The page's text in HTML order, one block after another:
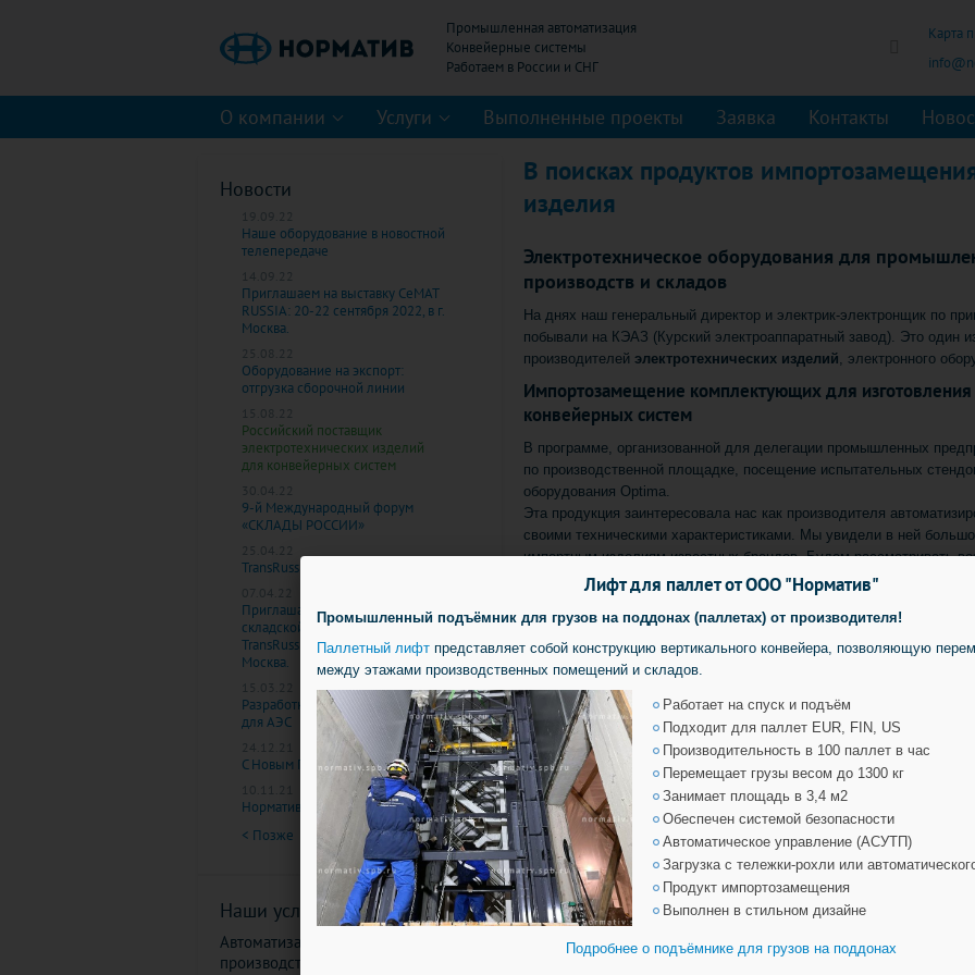
Промышленная автоматизация
Конвейерные системы
Карта
О компании Услуги Выполненные проекты Заявка Контакты
Новости
19.09.22
Наше оборудование в новостной
телепередаче
14.09.22
Приглашаем на выставку CeMAT
RUSSIA: 20-22 сентября 2022, в г.
Москва.
25.08.22
Оборудование на экспорт:
отгрузка сборочной линии
15.08.22
Российский поставщик
электротехнических изделий
для конвейерных систем
30.04.22
9-й Международный форум
«СКЛАДЫ РОССИИ»
25.04.22
TransRussia 2022, г. Москва.
07.04.22
Приглашаем на выставку по
складской логистике:
TransRussia, 12-14 апреля 2022, г.
Москва.
15.03.22
Разработка проекта на экспорт
для АЭС
24.12.21
С Новым Годом и Рождеством!
10.11.21
Нормативу 33!
Раньше >
< Позже 2 из 9
Наши услуги
Автоматизация склада и
производства
В поисках продуктов
изделия
Электротехническое оборудования для
производств и складов
На днях наш генеральный директор и электрик-электронщик по
побывали на КЭАЗ (Курский электроаппаратный завод). Это один
производителей электротехнических изделий, электронного
Импортозамещение комплектующих для
конвейерных систем
В программе, организованной для делегации промышленных
по производственной площадке, посещение испытательных
оборудования Optima.
Эта продукция заинтересовала нас как производителя
своими техническими характеристиками. Мы увидели в ней
импортным изделиям известных брендов. Будем рассматривать
проектах ООО "Норматив" по промышленной автоматизации для
Лифт для паллет отООО "Норматив"
Промышленный подъёмник для грузов на поддонах (паллетах) от производителя!
Паллетный лифт представляет собой конструкцию вертикального конвейера, позволяющую
между этажами производственных помещений и складов.
Работает на спуск и подъём
Подходит для паллет EUR, FIN, US
Производительность в 100 паллет в час
Перемещает грузы весом до 1300 кг
Занимает площадь в 3,4 м2
Обеспечен системой безопасности
Автоматическое управление (АСУТП)
Загрузка с тележки-рохли или
Продукт импортозамещения
Выполнен в стильном дизайне
Подробнее о подъёмнике для грузов на поддонах